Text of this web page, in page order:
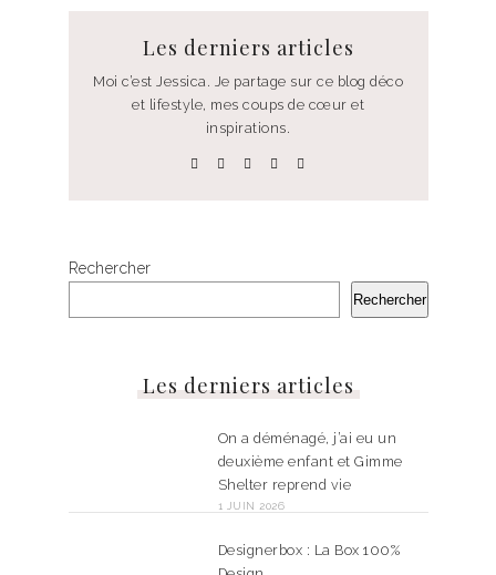
Les derniers articles
Moi c’est Jessica. Je partage sur ce blog déco
et lifestyle, mes coups de cœur et
inspirations.
Rechercher
Rechercher
Les derniers articles
On a déménagé, j’ai eu un
deuxième enfant et Gimme
Shelter reprend vie
1 JUIN 2026
Designerbox : La Box 100%